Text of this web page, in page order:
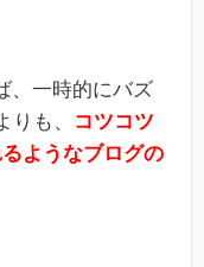
、一時的にバズ
も、
コツコツ
ようなブログの